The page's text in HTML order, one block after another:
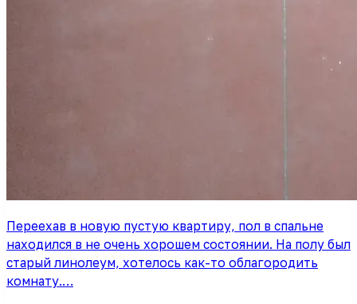
Переехав в новую пустую квартиру, пол в спальне
находился в не очень хорошем состоянии. На полу был
старый линолеум, хотелось как-то облагородить
комнату.…